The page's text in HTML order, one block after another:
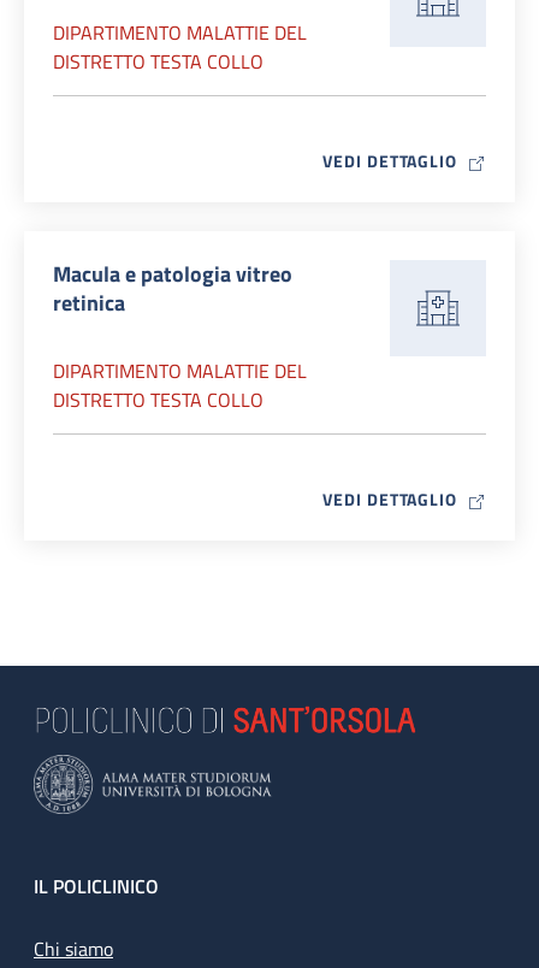
DIPARTIMENTO MALATTIE DEL
DISTRETTO TESTA COLLO
VEDI DETTAGLIO MAP ICON
Macula e patologia vitreo
retinica
DIPARTIMENTO MALATTIE DEL
DISTRETTO TESTA COLLO
VEDI DETTAGLIO MAP ICON
Footer
IL POLICLINICO
Chi siamo